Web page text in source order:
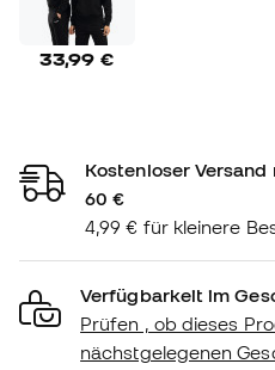
33,99 €
Kostenloser Versand
60 €
4,99 € für kleinere
Verfügbarkeit im
Prüfen , ob dieses
nächstgelegenen